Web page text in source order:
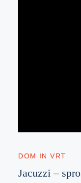
DOM IN VRT
Jacuzzi –